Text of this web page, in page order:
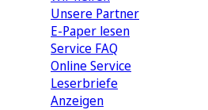
Unsere Partner
E-Paper lesen
Service FAQ
Online Service
Leserbriefe
Anzeigen